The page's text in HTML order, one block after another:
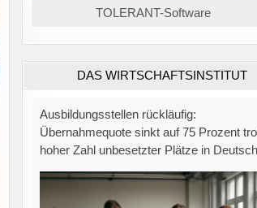
TOLERANT-Software
DAS WIRTSCHAFTSINSTITUT
Zahl der Insolvenzen in Deutschland bleibt
hoch: Juli verzeichnet 1.689 Fälle – 75 %
Vorkrisenniveau.